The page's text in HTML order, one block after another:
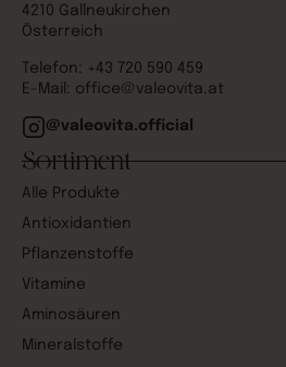
4210 Gallneukirchen
Österreich
Telefon: +43 720 590 459
E-Mail: office@valeovita.at
@valeovita.official
Sortiment
Alle Produkte
Antioxidantien
Pflanzenstoffe
Vitamine
Aminosäuren
Mineralstoffe